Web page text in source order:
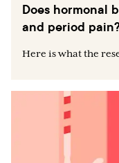
Does hormonal
and period
Here is what the